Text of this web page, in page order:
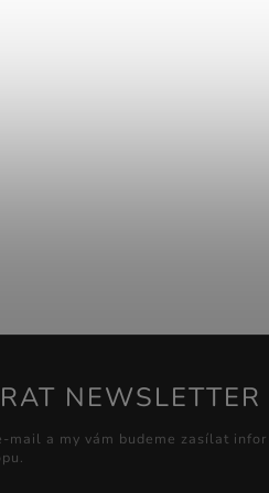
NEWSLETTER
mail a my vám budeme zasílat